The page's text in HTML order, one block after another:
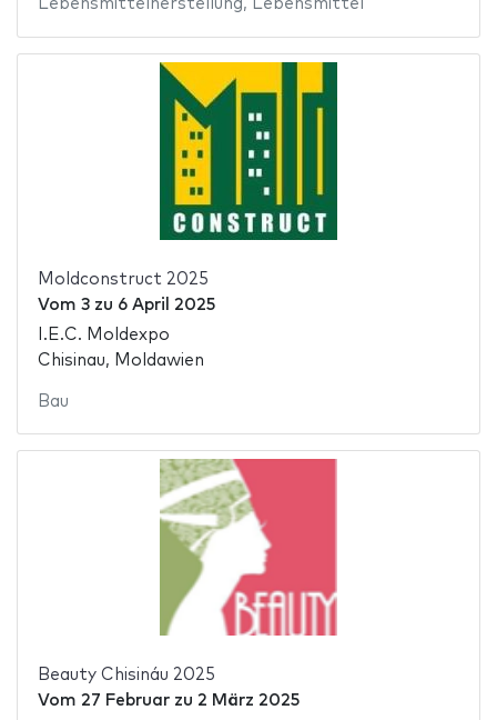
Lebensmittelherstellung, Lebensmittel
Moldconstruct 2025
Vom 3zu 6 April 2025
I.E.C. Moldexpo
Chisinau, Moldawien
Bau
Beauty Chisináu 2025
Vom 27 Februarzu 2 März 2025